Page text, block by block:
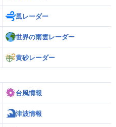
風レーダー
世界の雨雲レーダー
黄砂レーダー
台風情報
津波情報